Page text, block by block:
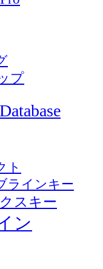
プ
ト
ラインキー
スキー
ン